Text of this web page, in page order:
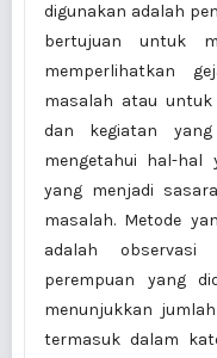
digunakan adalah
bertujuan untuk
memperlihatkan
masalah atau untuk
dan kegiatan
mengetahui hal-hal
yang menjadi
masalah. Metode
adalah observasi
perempuan yang
menunjukkan
termasuk dalam